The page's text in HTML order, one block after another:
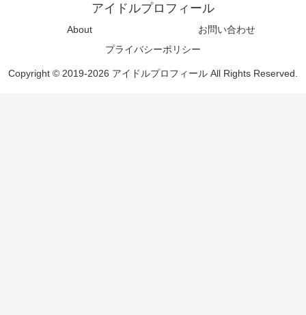
アイドルプロフィール
About
お問い合わせ
プライバシーポリシー
Copyright © 2019-2026 アイドルプロフィール All Rights Reserved.